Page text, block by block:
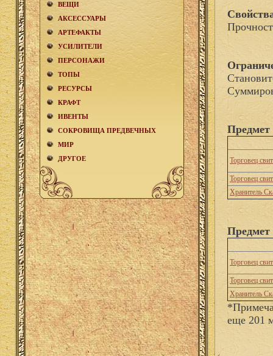
ВЕЩИ
АКCЕСCУАРЫ
АРТЕФАКТЫ
УСИЛИТЕЛИ
ПЕРСОНАЖИ
ТОПЫ
РЕСУРСЫ
КРАФТ
ИВЕНТЫ
СОКРОВИЩА ПРЕДВЕЧНЫХ
МИР
ДРУГОЕ
Торговец
Торговец
Хранитель
Торговец
Торговец
Хранитель
еще 201